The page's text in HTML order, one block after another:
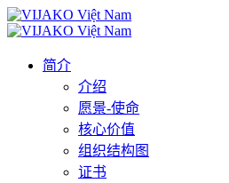
简介
介绍
愿景-使命
核心价值
组织结构图
证书